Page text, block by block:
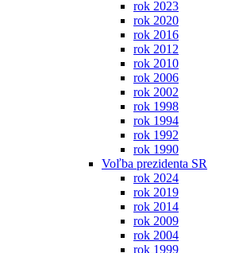
rok 2023
rok 2020
rok 2016
rok 2012
rok 2010
rok 2006
rok 2002
rok 1998
rok 1994
rok 1992
rok 1990
Voľba prezidenta SR
rok 2024
rok 2019
rok 2014
rok 2009
rok 2004
rok 1999